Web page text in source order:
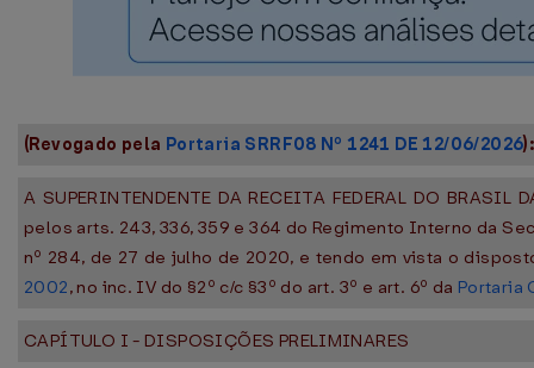
(Revogado pela Portaria SRRF08 Nº 1241 DE 12/06/2026):
A SUPERINTENDENTE DA RECEITA FEDERAL DO
pelos arts. 243, 336, 359 e 364 do Regimento Interno da
nº 284, de 27 de julho de 2020, e tendo em vista o
2002, no inc. IV do §2º c/c §3º do art. 3º e art. 6º da Portaria
CAPÍTULO I - DISPOSIÇÕES PRELIMINARES